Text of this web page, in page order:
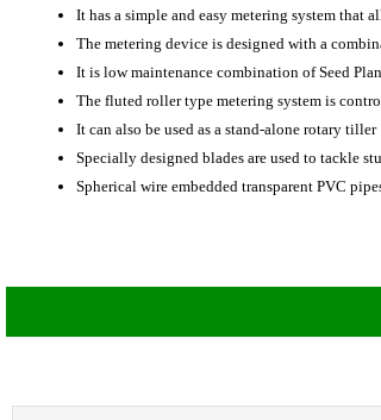
It has a simple and easy metering system that
The metering device is designed with a
It is low maintenance combination of Seed
The fluted roller type metering system is
It can also be used as a stand-alone rotary tiller
Specially designed blades are used to tackle
Spherical wire embedded transparent PVC